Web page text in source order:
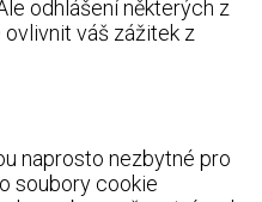
odhlášení některých z
váš zážitek z
naprosto nezbytné pro
soubory cookie